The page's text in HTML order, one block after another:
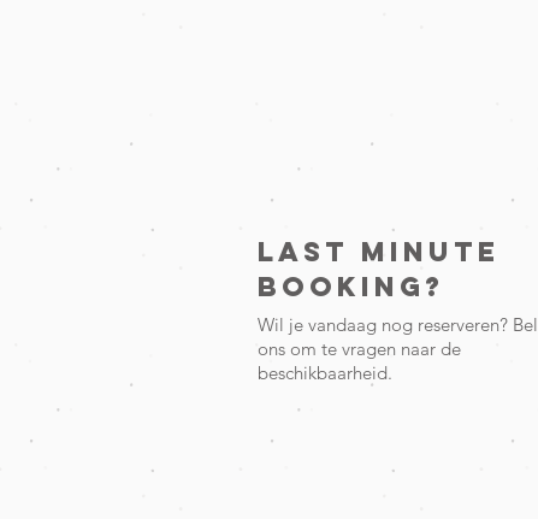
Last minute
booking?
Wil je vandaag nog reserveren? Bel
ons om te vragen naar de
beschikbaarheid.